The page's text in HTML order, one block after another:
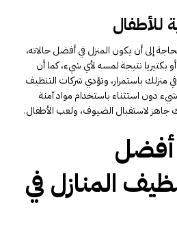
إلى أن يكون المنزل في أفضل حالاته،
بكتيريا نتيجة لمسه لأي شيء، كما أن
باستمرار، وتؤدي شركات التنظيف
دون استثناء باستخدام مواد آمنة
لاستقبال الضيوف، ولعب الأطفال.
أفضل
المنازل في